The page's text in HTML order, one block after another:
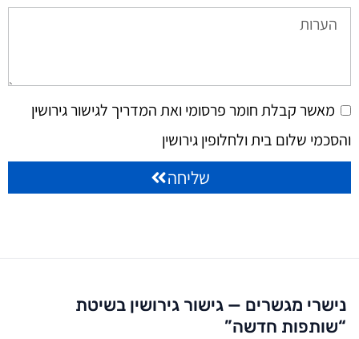
מאשר קבלת חומר פרסומי ואת המדריך לגישור גירושין
והסכמי שלום בית ולחלופין גירושין
שליחה
נישרי מגשרים — גישור גירושין בשיטת
“שותפות חדשה”